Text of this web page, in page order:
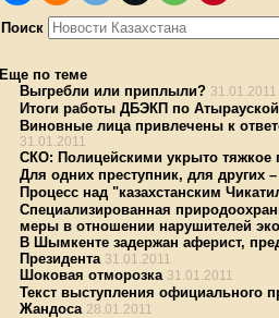
Поиск
Еще по теме
Выгребли или приплыли? 31.01.2011
Итоги работы ДБЭКП по Атырауской
Виновные лица привлечены к
31.01.2011
СКО: Полицейскими укрыто тяжкое
Для одних преступник, для других –
Процесс над "казахстанским
Специализированная
меры в отношении нарушителей
В Шымкенте задержан аферист,
Президента 31.01.2011
Шоковая отморозка 31.01.2011
Текст выступления официального
Жандоса 28.01.2011